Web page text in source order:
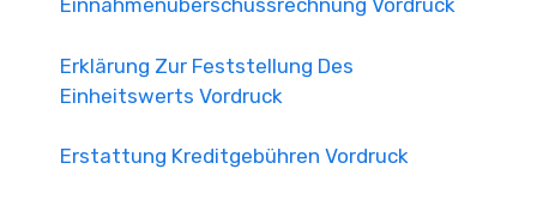
Einnahmenüberschussrechnung Vordruck
Erklärung Zur Feststellung Des
Einheitswerts Vordruck
Erstattung Kreditgebühren Vordruck